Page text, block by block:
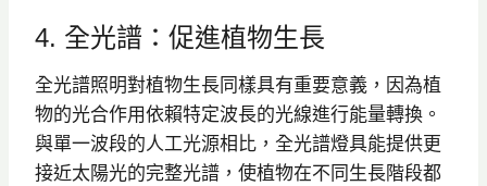
4. 全光譜：促進植物生長
全光譜照明對植物生長同樣具有重要意義，因為植
物的光合作用依賴特定波長的光線進行能量轉換。
與單一波段的人工光源相比，全光譜燈具能提供更
接近太陽光的完整光譜，使植物在不同生長階段都